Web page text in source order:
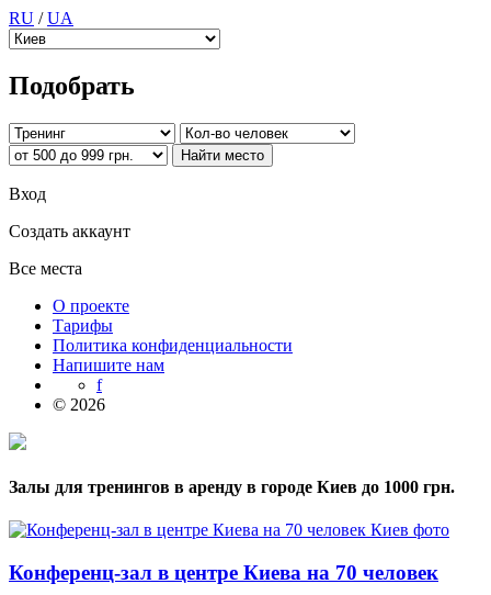
RU /UA
Подобрать
Вход
Создать аккаунт
Все места
О проекте
Тарифы
Политика конфиденциальности
Напишите нам
f
© 2026
Залы для тренингов в аренду в городе Киев до 1000 грн.
Конференц-зал в центре Киева на 70 человек